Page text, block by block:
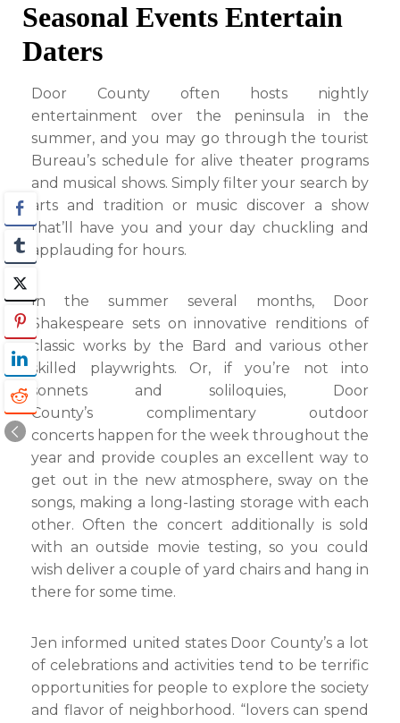
Seasonal Events Entertain
Daters
Door County often hosts nightly
entertainment over the peninsula in the
summer, and you may go through the tourist
Bureau’s schedule for alive theater programs
and musical shows. Simply filter your search by
arts and tradition or music discover a show
that’ll have you and your day chuckling and
applauding for hours.
In the summer several months, Door
Shakespeare sets on innovative renditions of
classic works by the Bard and various other
skilled playwrights. Or, if you’re not into
sonnets and soliloquies, Door
County’s complimentary outdoor
concerts happen for the week throughout the
year and provide couples an excellent way to
get out in the new atmosphere, sway on the
songs, making a long-lasting storage with each
other. Often the concert additionally is sold
with an outside movie testing, so you could
wish deliver a couple of yard chairs and hang in
there for some time.
Jen informed united states Door County’s a lot
of celebrations and activities tend to be terrific
opportunities for people to explore the society
and flavor of neighborhood. “lovers can spend